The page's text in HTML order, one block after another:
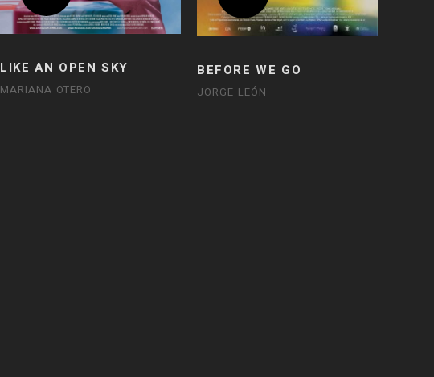
LIKE AN OPEN SKY
MARIANA OTERO
BEFORE WE GO
JORGE LEÓN